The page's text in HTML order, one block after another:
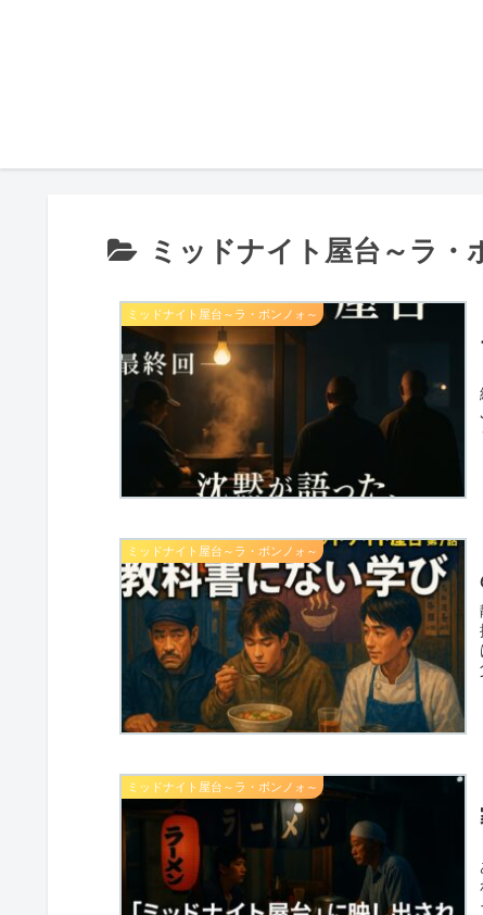
ミッドナイト屋台～ラ・
ミッドナイト屋台～ラ・ボンノォ～
ミッドナイト屋台～ラ・ボンノォ～
ミッドナイト屋台～ラ・ボンノォ～